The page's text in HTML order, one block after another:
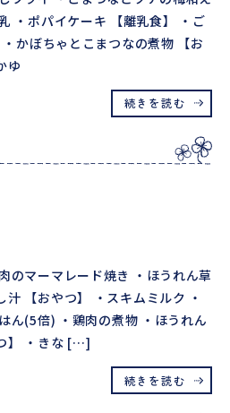
・ポパイケーキ 【離乳食】 ・ご
かぼちゃとこまつなの煮物 【お
ゆ
続きを読む
のマーマレード焼き ・ほうれん草
【おやつ】 ・スキムミルク ・
ん(5倍) ・鶏肉の煮物 ・ほうれん
】 ・きな […]
続きを読む